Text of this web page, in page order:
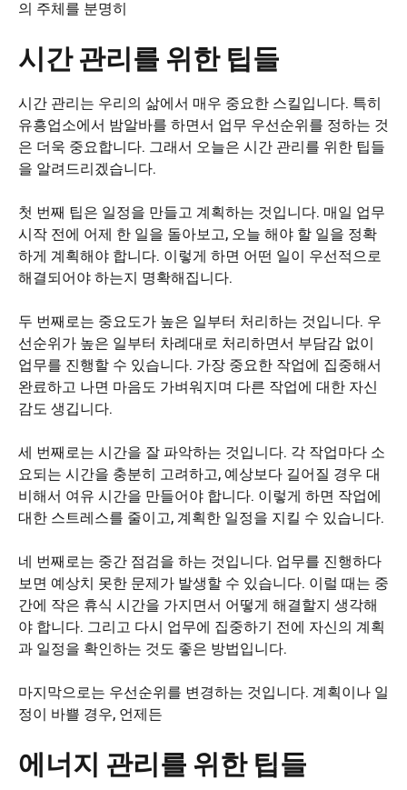
의 주체를 분명히
시간 관리를 위한 팁들
시간 관리는 우리의 삶에서 매우 중요한 스킬입니다. 특히
유흥업소에서 밤알바를 하면서 업무 우선순위를 정하는 것
은 더욱 중요합니다. 그래서 오늘은 시간 관리를 위한 팁들
을 알려드리겠습니다.
첫 번째 팁은 일정을 만들고 계획하는 것입니다. 매일 업무
시작 전에 어제 한 일을 돌아보고, 오늘 해야 할 일을 정확
하게 계획해야 합니다. 이렇게 하면 어떤 일이 우선적으로
해결되어야 하는지 명확해집니다.
두 번째로는 중요도가 높은 일부터 처리하는 것입니다. 우
선순위가 높은 일부터 차례대로 처리하면서 부담감 없이
업무를 진행할 수 있습니다. 가장 중요한 작업에 집중해서
완료하고 나면 마음도 가벼워지며 다른 작업에 대한 자신
감도 생깁니다.
세 번째로는 시간을 잘 파악하는 것입니다. 각 작업마다 소
요되는 시간을 충분히 고려하고, 예상보다 길어질 경우 대
비해서 여유 시간을 만들어야 합니다. 이렇게 하면 작업에
대한 스트레스를 줄이고, 계획한 일정을 지킬 수 있습니다.
네 번째로는 중간 점검을 하는 것입니다. 업무를 진행하다
보면 예상치 못한 문제가 발생할 수 있습니다. 이럴 때는 중
간에 작은 휴식 시간을 가지면서 어떻게 해결할지 생각해
야 합니다. 그리고 다시 업무에 집중하기 전에 자신의 계획
과 일정을 확인하는 것도 좋은 방법입니다.
마지막으로는 우선순위를 변경하는 것입니다. 계획이나 일
정이 바쁠 경우, 언제든
에너지 관리를 위한 팁들